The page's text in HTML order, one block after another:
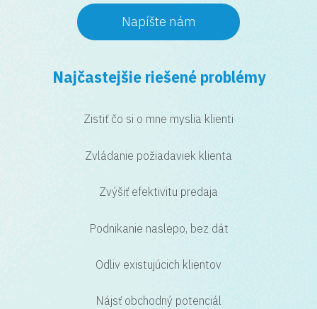
Napíšte nám
Najčastejšie riešené problémy
Zistiť čo si o mne myslia klienti
Zvládanie požiadaviek klienta
Zvýšiť efektivitu predaja
Podnikanie naslepo, bez dát
Odliv existujúcich klientov
Nájsť obchodný potenciál